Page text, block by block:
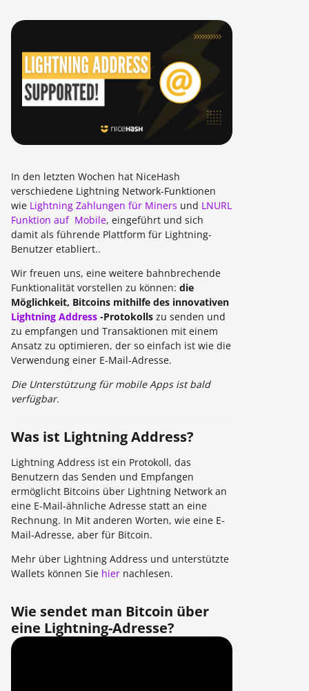
In den letzten Wochen hat NiceHash
verschiedene Lightning Network-Funktionen
wie Lightning Zahlungen für Miners und LNURL
Funktion auf Mobile, eingeführt und sich
damit als führende Plattform für Lightning-
Benutzer etabliert..
Wir freuen uns, eine weitere bahnbrechende
Funktionalität vorstellen zu können: die
Möglichkeit, Bitcoins mithilfe des innovativen
Lightning Address -Protokolls zu senden und
zu empfangen und Transaktionen mit einem
Ansatz zu optimieren, der so einfach ist wie die
Verwendung einer E-Mail-Adresse.
Die Unterstützung für mobile Apps ist bald
verfügbar.
Was ist Lightning Address?
Lightning Address ist ein Protokoll, das
Benutzern das Senden und Empfangen
ermöglicht Bitcoins über Lightning Network an
eine E-Mail-ähnliche Adresse statt an eine
Rechnung. In Mit anderen Worten, wie eine E-
Mail-Adresse, aber für Bitcoin.
Mehr über Lightning Address und unterstützte
Wallets können Sie hier nachlesen.
Wie sendet man Bitcoin über
eine Lightning-Adresse?